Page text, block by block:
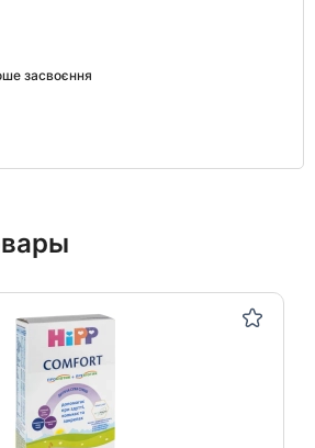
засвоєння